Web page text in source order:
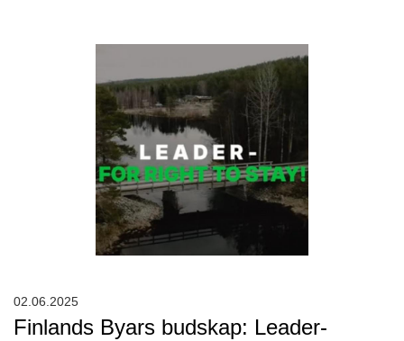
Finlands Byars budskap: Leader-
02.06.2025